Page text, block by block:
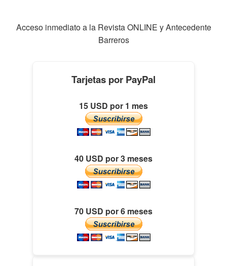
Acceso inmediato a la Revista ONLINE y Antecedente
Barreros
Tarjetas por PayPal
15 USD por 1 mes
40 USD por 3 meses
70 USD por 6 meses